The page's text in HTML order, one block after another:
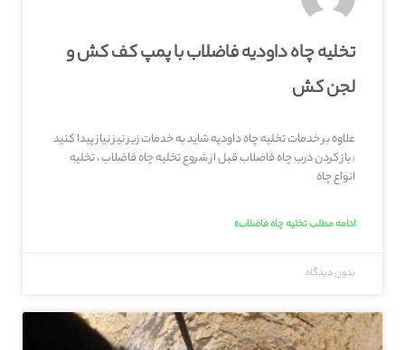
تخلیه چاه داودیه فاضلاب با پمپ کف کش و
لجن کش
علاوه بر خدمات تخلیه چاه داودیه شاید به خدمات زیر نیز نیاز پیدا کنید
: باز کردن درب چاه فاضلاب قبل از شروع تخلیه چاه فاضلاب ، تخلیه
انواع چاه
ادامه مطلب تخلیه چاه فاضلاب»
بدون دیدگاه